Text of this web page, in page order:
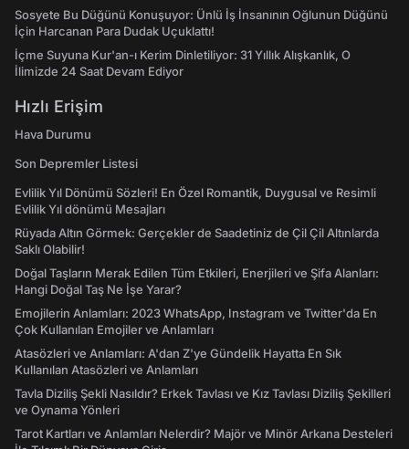
Sosyete Bu Düğünü Konuşuyor: Ünlü İş İnsanının Oğlunun Düğünü
İçin Harcanan Para Dudak Uçuklattı!
İçme Suyuna Kur'an-ı Kerim Dinletiliyor: 31 Yıllık Alışkanlık, O
İlimizde 24 Saat Devam Ediyor
Hızlı Erişim
Hava Durumu
Son Depremler Listesi
Evlilik Yıl Dönümü Sözleri! En Özel Romantik, Duygusal ve Resimli
Evlilik Yıl dönümü Mesajları
Rüyada Altın Görmek: Gerçekler de Saadetiniz de Çil Çil Altınlarda
Saklı Olabilir!
Doğal Taşların Merak Edilen Tüm Etkileri, Enerjileri ve Şifa Alanları:
Hangi Doğal Taş Ne İşe Yarar?
Emojilerin Anlamları: 2023 WhatsApp, Instagram ve Twitter'da En
Çok Kullanılan Emojiler ve Anlamları
Atasözleri ve Anlamları: A'dan Z'ye Gündelik Hayatta En Sık
Kullanılan Atasözleri ve Anlamları
Tavla Diziliş Şekli Nasıldır? Erkek Tavlası ve Kız Tavlası Diziliş Şekilleri
ve Oynama Yönleri
Tarot Kartları ve Anlamları Nelerdir? Majör ve Minör Arkana Desteleri